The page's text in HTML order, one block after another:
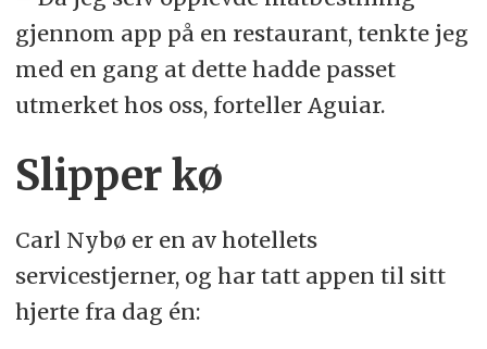
gjennom app på en restaurant, tenkte jeg
med en gang at dette hadde passet
utmerket hos oss, forteller Aguiar.
Slipper kø
Carl Nybø er en av hotellets
servicestjerner, og har tatt appen til sitt
hjerte fra dag én: ​